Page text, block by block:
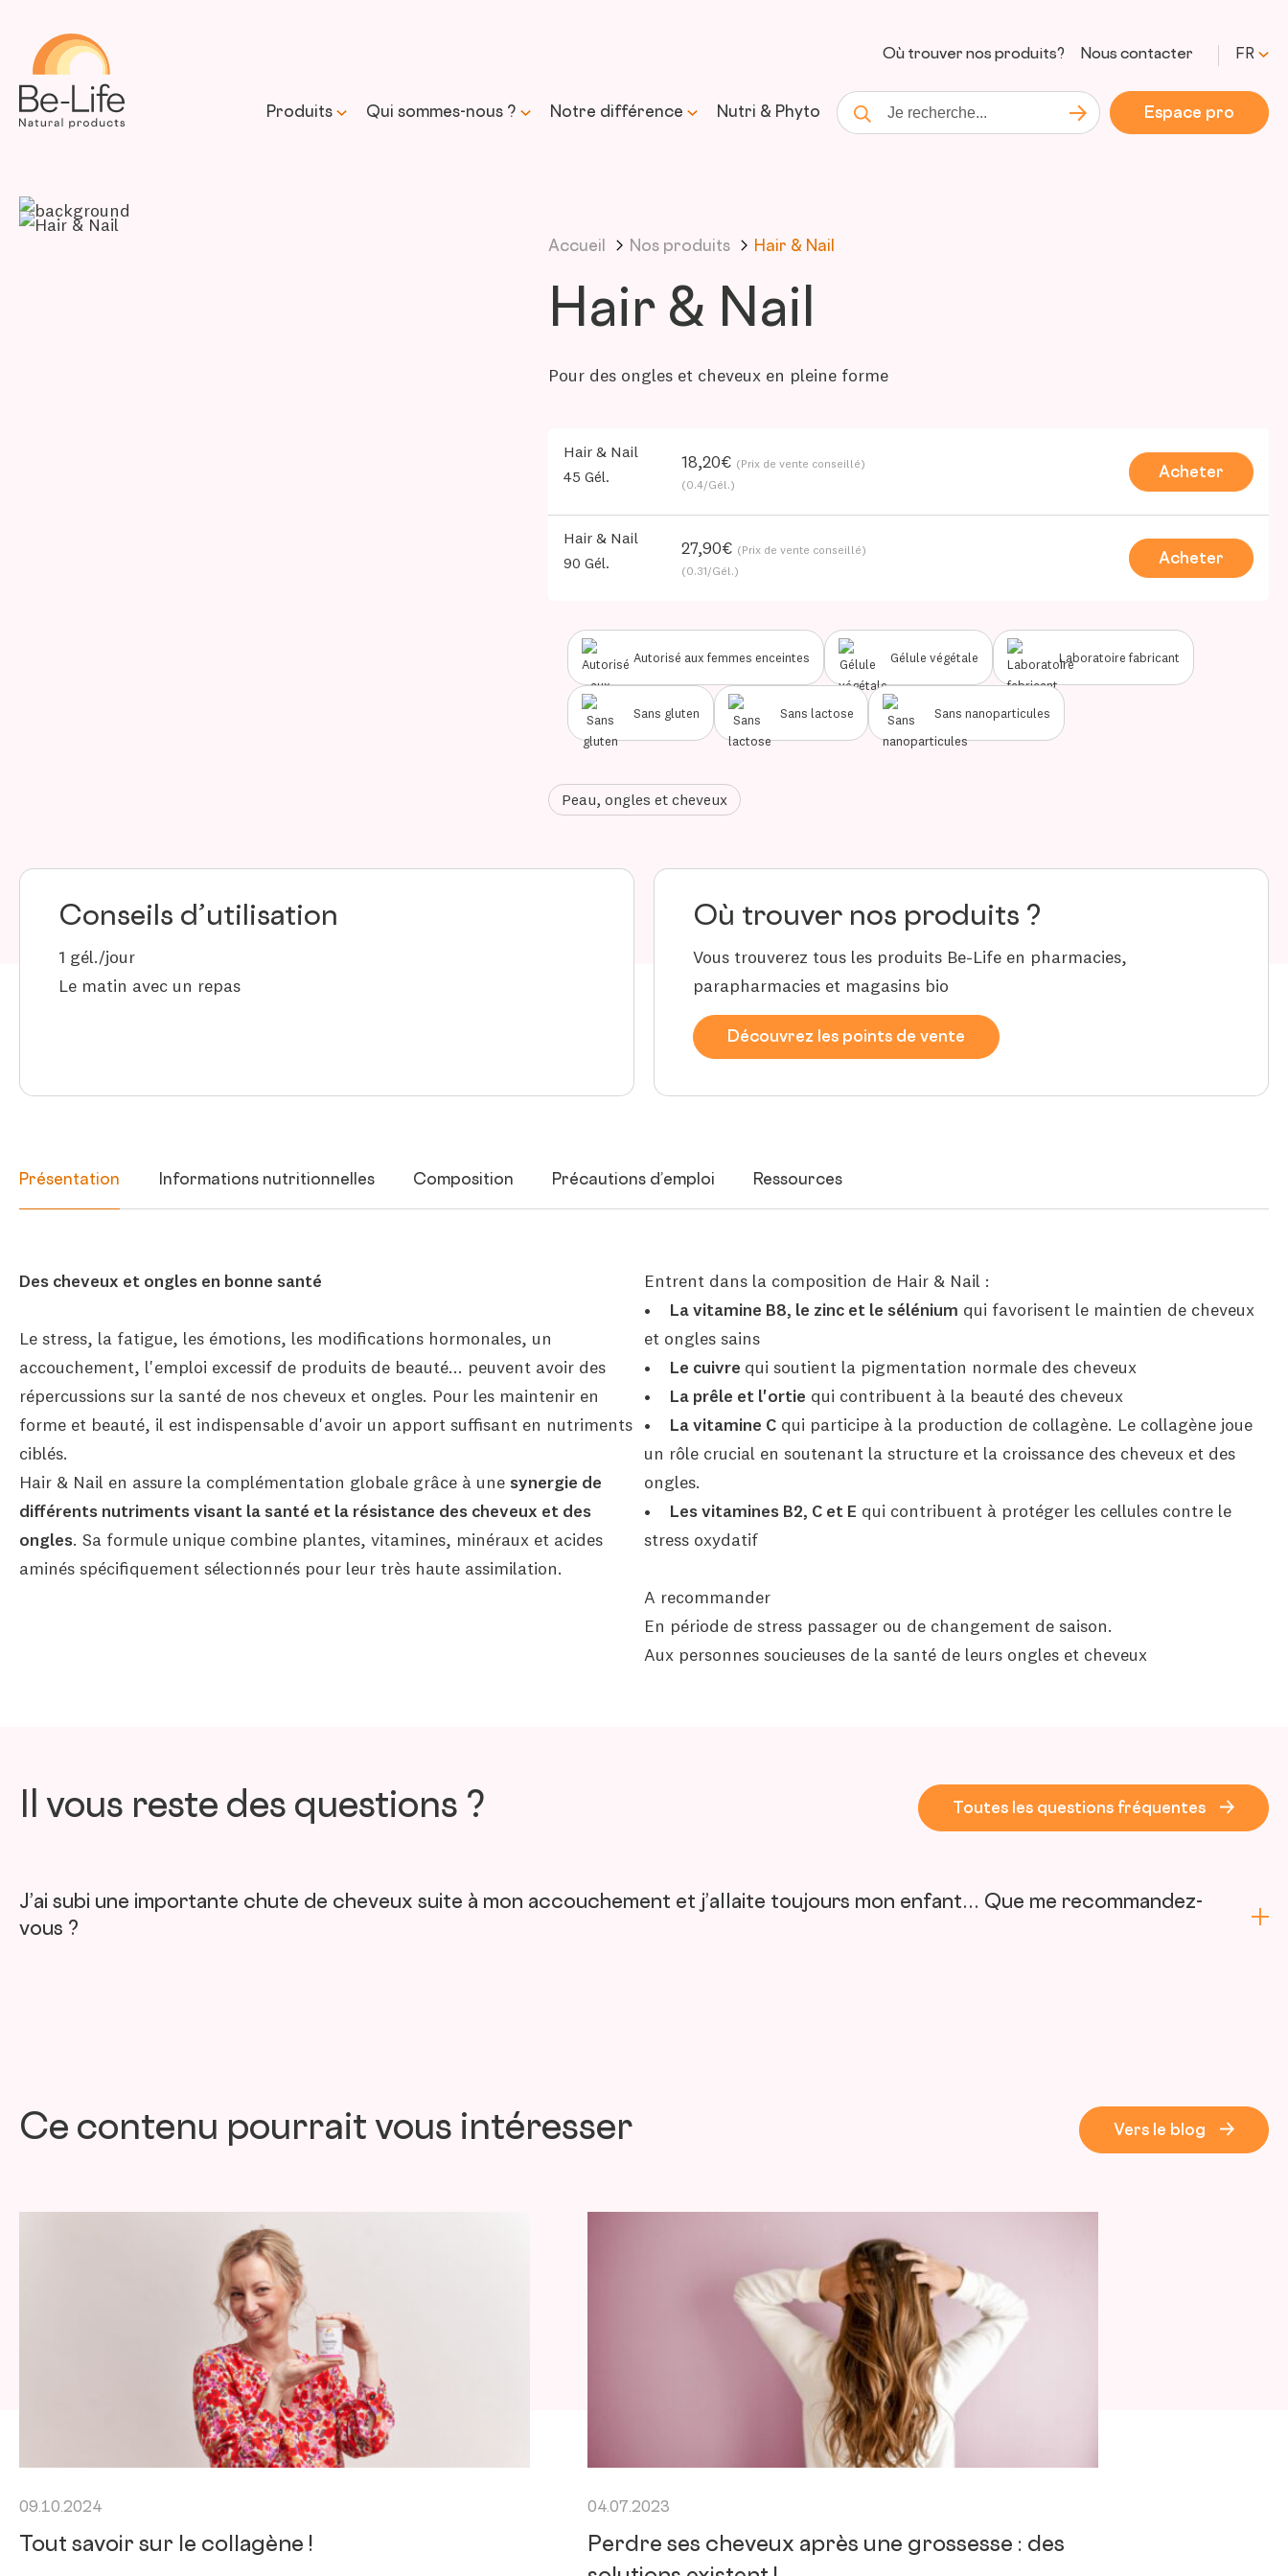
Où trouver nos produits? Nous contacter FR
Produits Qui sommes-nous ? Notre différence
Transparence &
formulation responsable
Approvisionnement &
Contrôle & qualité
B Corp™
Nos labels
Accompagnement &
formation
collaborations
Nutri & Phyto
Recherche Lancer la rechercheEspace pro
Accueil Nos produits Hair & Nail
Hair & Nail
Pour des ongles et cheveux en pleine forme
Hair & Nail
45 Gél.
18,20€ (Prix de vente conseillé)
(0.4/Gél.)
Acheter
Hair & Nail
90 Gél.
27,90€ (Prix de vente conseillé)
(0.31/Gél.)
Acheter
Autorisé aux femmes enceintes Gélule végétale Laboratoire fabricant
Sans gluten Sans lactose Sans nanoparticules
Peau, ongles et cheveux
Conseils d’utilisation
1 gél./jour
Le matin avec un repas
Où trouver nos produits ?
Vous trouverez tous les produits Be-Life en pharmacies,
parapharmacies et magasins bio
Découvrez les points de vente
Présentation Informations nutritionnelles Composition Précautions d’emploi Ressources
Des cheveux et ongles en bonne santé
Le stress, la fatigue, les émotions, les modifications hormonales, un
accouchement, l'emploi excessif de produits de beauté... peuvent avoir des
répercussions sur la santé de nos cheveux et ongles. Pour les maintenir en
forme et beauté, il est indispensable d'avoir un apport suffisant en nutriments
ciblés.
Hair & Nail en assure la complémentation globale grâce à une synergie de
différents nutriments visant la santé et la résistance des cheveux et des
ongles. Sa formule unique combine plantes, vitamines, minéraux et acides
aminés spécifiquement sélectionnés pour leur très haute assimilation.
Entrent dans la composition de Hair & Nail :
• La vitamine B8, le zinc et le sélénium qui favorisent le maintien de cheveux
et ongles sains
• Le cuivre qui soutient la pigmentation normale des cheveux
• La prêle et l'ortie qui contribuent à la beauté des cheveux
• La vitamine Cqui participe à la production de collagène. Le collagène joue
un rôle crucial en soutenant la structure et la croissance des cheveux et des
ongles.
• Les vitamines B2, C et E qui contribuent à protéger les cellules contre le
stress oxydatif
A recommander
En période de stress passager ou de changement de saison.
Aux personnes soucieuses de la santé de leurs ongles et cheveux
Il vous reste des questions ? Toutes les questions fréquentes
J’ai subi une importante chute de cheveux suite à mon accouchement et j’allaite toujours mon enfant… Que me recommandez-
vous ?
Ce contenu pourrait vous intéresser Vers le blog
09.10.2024
Tout savoir sur le collagène !
04.07.2023
Perdre ses cheveux après une grossesse : des